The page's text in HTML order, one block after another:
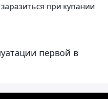
при купании
первой в